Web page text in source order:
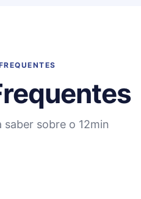
sobre o 12min